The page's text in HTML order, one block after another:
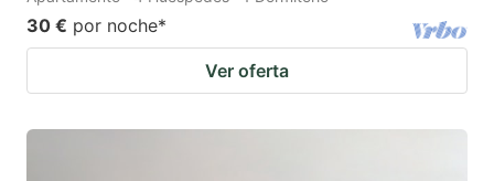
30 € por noche*
Ver oferta